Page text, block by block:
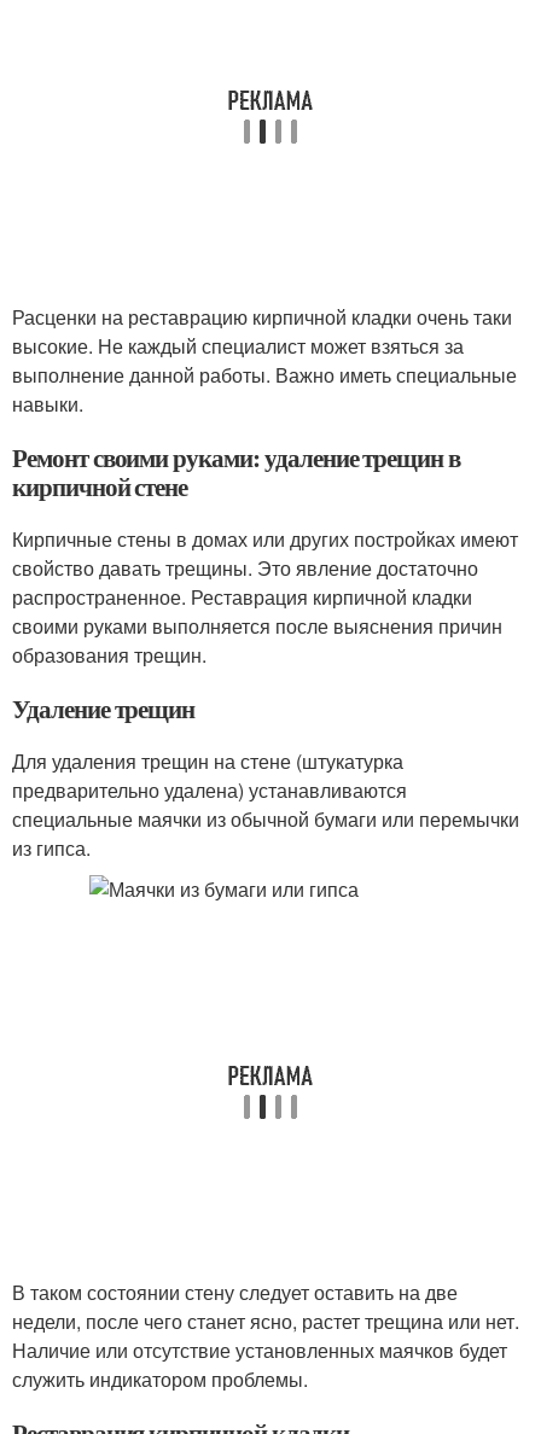
Расценки на реставрацию кирпичной кладки очень таки
высокие. Не каждый специалист может взяться за
выполнение данной работы. Важно иметь специальные
навыки.
Ремонт своими руками: удаление трещин в
кирпичной стене
Кирпичные стены в домах или других постройках имеют
свойство давать трещины. Это явление достаточно
распространенное. Реставрация кирпичной кладки
своими руками выполняется после выяснения причин
образования трещин.
Удаление трещин
Для удаления трещин на стене (штукатурка
предварительно удалена) устанавливаются
специальные маячки из обычной бумаги или перемычки
из гипса.
В таком состоянии стену следует оставить на две
недели, после чего станет ясно, растет трещина или нет.
Наличие или отсутствие установленных маячков будет
служить индикатором проблемы.